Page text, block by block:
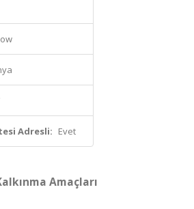
Adresli: Evet
Amaçları